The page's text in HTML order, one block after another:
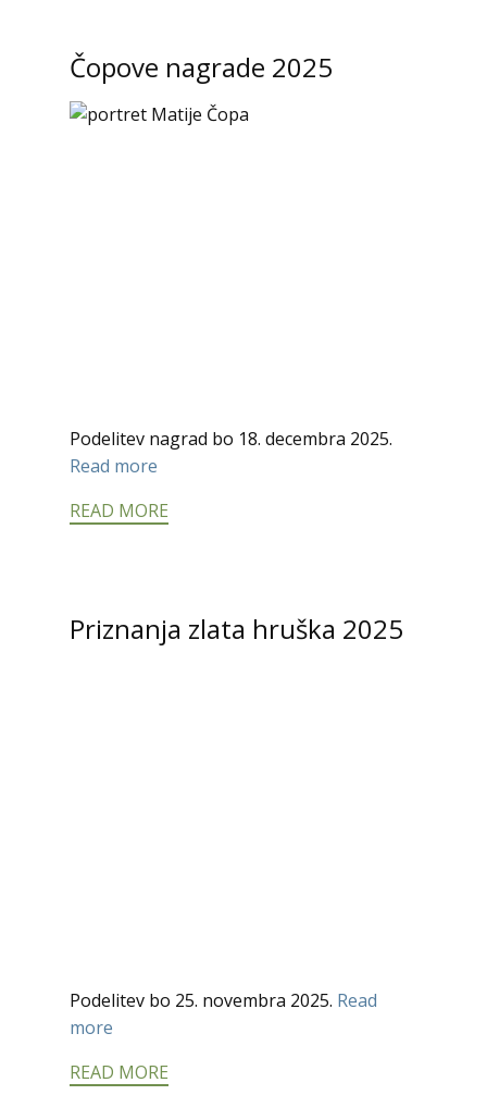
Čopove nagrade 2025
Podelitev nagrad bo 18. decembra 2025.
Read more
READ MORE
Priznanja zlata hruška 2025
Podelitev bo 25. novembra 2025. Read
more
READ MORE